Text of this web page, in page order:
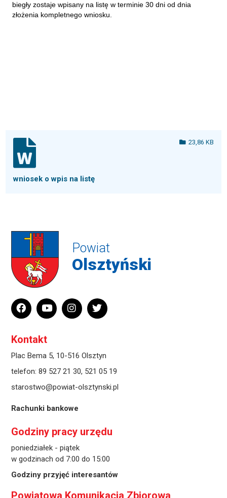
biegły zostaje wpisany na listę w terminie 30 dni od dnia
złożenia kompletnego wniosku.
23,86 KB
wniosek o wpis na listę
Powiat
Olsztyński
Kontakt
Plac Bema 5, 10-516 Olsztyn
telefon: 89 527 21 30, 521 05 19
starostwo@powiat-olsztynski.pl
Rachunki bankowe
Godziny pracy urzędu
poniedziałek - piątek
w godzinach od 7:00 do 15:00
Godziny przyjęć interesantów
Powiatowa Komunikacja Zbiorowa